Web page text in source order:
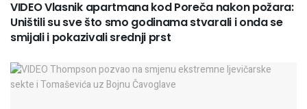
VIDEO Vlasnik apartmana kod Poreča nakon požara:
Uništili su sve što smo godinama stvarali i onda se
smijali i pokazivali srednji prst